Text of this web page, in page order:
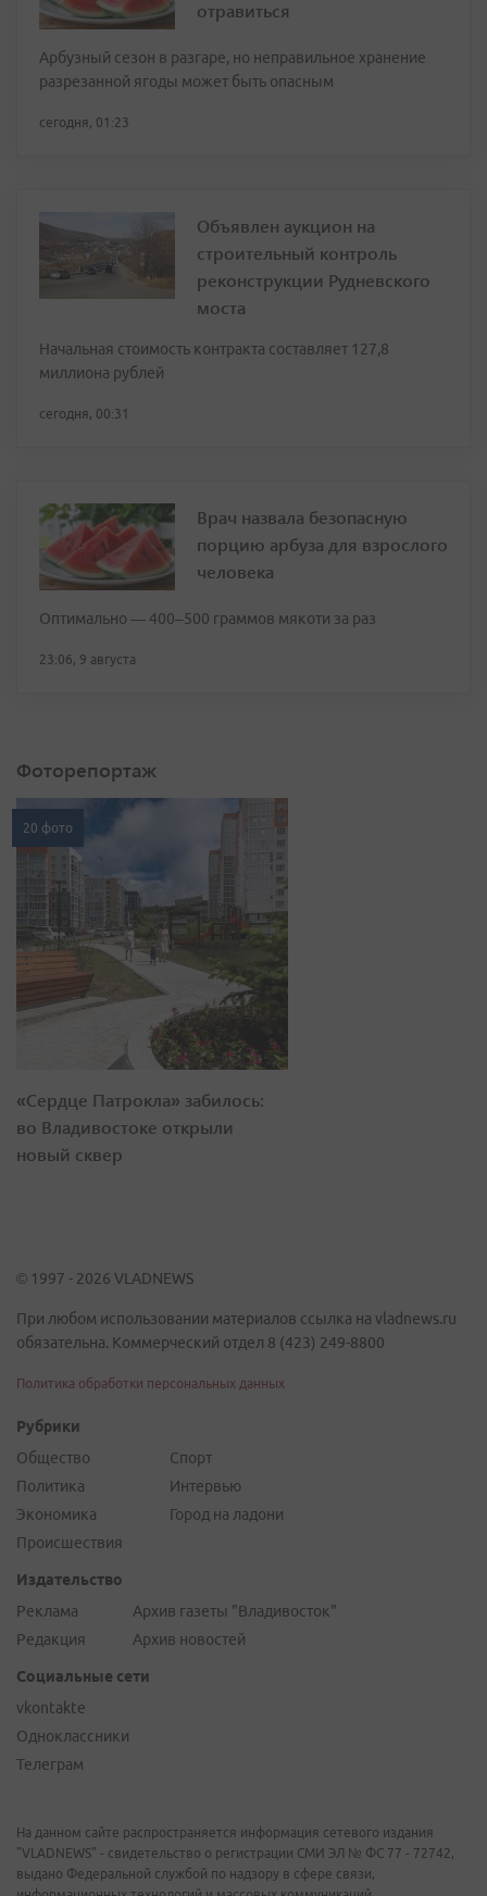
отравиться
Арбузный сезон в разгаре, но неправильное хранение
разрезанной ягоды может быть опасным
сегодня, 01:23
Объявлен аукцион на
строительный контроль
реконструкции Рудневского
моста
Начальная стоимость контракта составляет 127,8
миллиона рублей
сегодня, 00:31
Врач назвала безопасную
порцию арбуза для взрослого
человека
Оптимально — 400–500 граммов мякоти за раз
23:06, 9 августа
Фоторепортаж
20 фото
«Сердце Патрокла» забилось:
во Владивостоке открыли
новый сквер
© 1997 - 2026 VLADNEWS
При любом использовании материалов ссылка на vladnews.ru
обязательна. Коммерческий отдел 8 (423) 249-8800
Политика обработки персональных данных
Рубрики
Общество
Политика
Экономика
Происшествия
Спорт
Интервью
Город на ладони
Издательство
Реклама
Редакция
Архив газеты "Владивосток"
Архив новостей
Социальные сети
vkontakte
Одноклассники
Телеграм
На данном сайте распространяется информация сетевого издания
"VLADNEWS" - свидетельство о регистрации СМИ ЭЛ № ФС 77 - 72742,
выдано Федеральной службой по надзору в сфере связи,